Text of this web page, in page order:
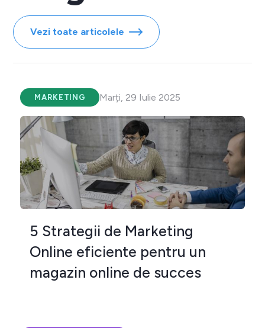
Vezi toate articolele
MARKETING Marți, 29 Iulie 2025
5 Strategii de Marketing
Online eficiente pentru un
magazin online de succes